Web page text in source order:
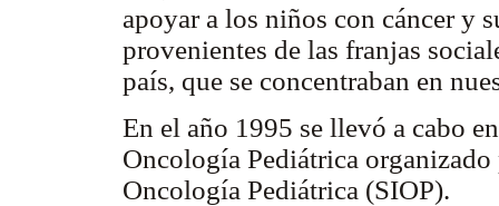
apoyar a los niños con cáncer y
provenientes de las franjas
país, que se concentraban en
En el año 1995 se llevó a cabo
Oncología Pediátrica
Oncología Pediátrica (SIOP).